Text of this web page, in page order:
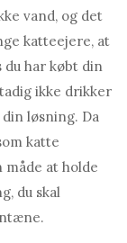
vand, og det
katteejere, at
har købt din
ikke drikker
løsning. Da
katte
at holde
du skal